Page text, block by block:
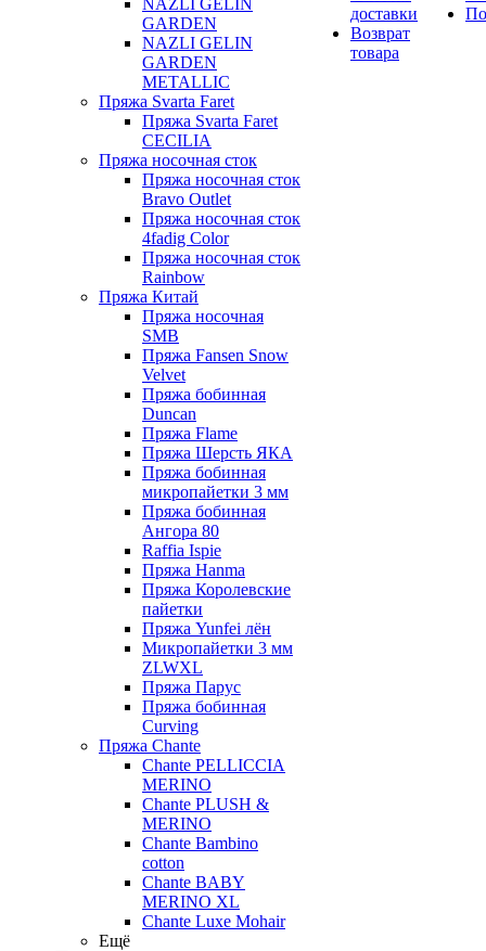
NAZLI GELIN
GARDEN
NAZLI GELIN
GARDEN
METALLIC
Пряжа Svarta Faret
Пряжа Svarta Faret
CECILIA
Пряжа носочная сток
Пряжа носочная сток
Bravo Outlet
Пряжа носочная сток
4fadig Color
Пряжа носочная сток
Rainbow
Пряжа Китай
Пряжа носочная
SMB
Пряжа Fansen Snow
Velvet
Пряжа бобинная
Duncan
Пряжа Flame
Пряжа Шерсть ЯКА
Пряжа бобинная
микропайетки 3 мм
Пряжа бобинная
Ангора 80
Raffia Ispie
Пряжа Hanma
Пряжа Королевские
пайетки
Пряжа Yunfei лён
Микропайетки 3 мм
ZLWXL
Пряжа Парус
Пряжа бобинная
Curving
Пряжа Chante
Chante PELLICCIA
MERINO
Chante PLUSH &
MERINO
Chante Bambino
cotton
Chante BABY
MERINO XL
Chante Luxe Mohair
Ещё
доставки
Возврат
товара